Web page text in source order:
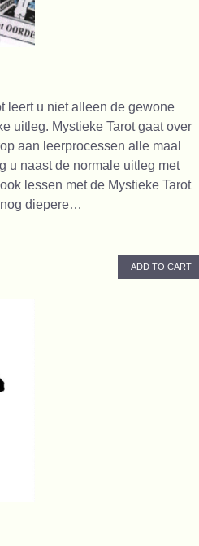
leert u niet alleen de gewone
uitleg. Mystieke Tarot gaat over
aan leerprocessen alle maal
u naast de normale uitleg met
lessen met de Mystieke Tarot
diepere…
ADD TO CART